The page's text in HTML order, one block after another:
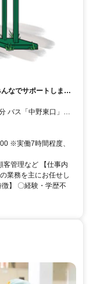
バス「中野東口」か
※実働7時間程度、
客管理など 【仕事内
業務を主にお任せし
】 〇経験・学歴不